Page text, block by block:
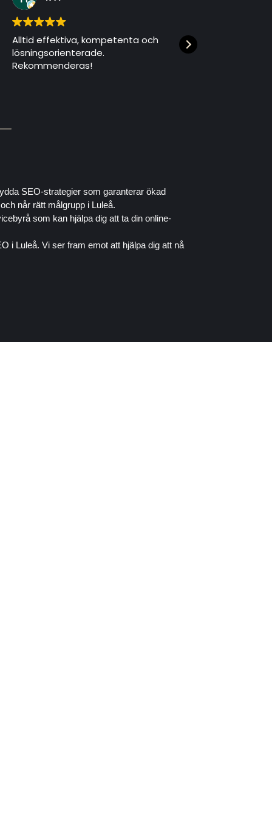
effektiva, kompetenta och
SEO-strategier som garanterar ökad
når rätt målgrupp i Luleå.
som kan hjälpa dig att ta din online-
i Luleå. Vi ser fram emot att hjälpa dig att nå